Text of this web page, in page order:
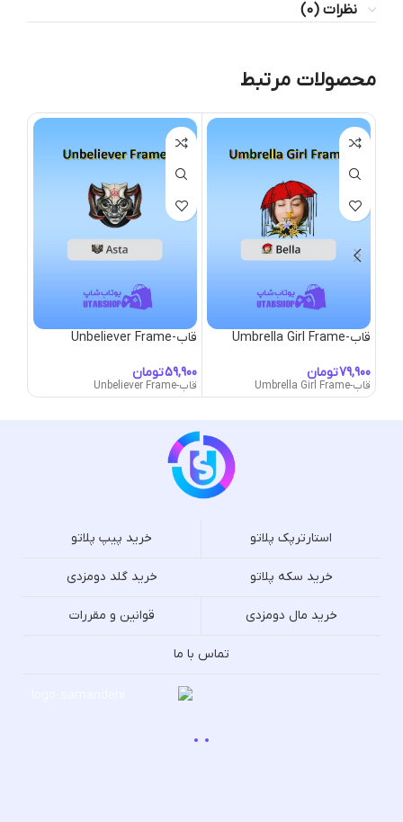
نظرات (0)
محصولات مرتبط
قاب-Umbrella Girl Frame
تومان
قاب-Umbrella Girl Frame
قاب-Unbeliever Frame
تومان
قاب-Unbeliever Frame
استارترپک پلاتو خرید پیپ پلاتو
خرید سکه پلاتو خرید گلد دومزدی
خرید مال دومزدی قوانین و مقررات
تماس با ما